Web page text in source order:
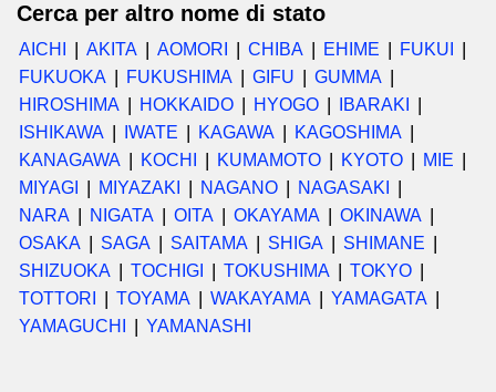
Cerca per altro nome di stato
AICHI AKITA AOMORI CHIBA EHIME
FUKUI
FUKUOKA
FUKUSHIMA GIFU
GUMMA
HIROSHIMA
HOKKAIDO HYOGO
IBARAKI
ISHIKAWA
IWATE KAGAWA
KAGOSHIMA
KANAGAWA
KOCHI KUMAMOTO KYOTO
MIE
MIYAGI
MIYAZAKI NAGANO
NAGASAKI
NARA
NIGATA OITA OKAYAMA
OKINAWA
OSAKA
SAGA SAITAMA SHIGA
SHIMANE
SHIZUOKA
TOCHIGI TOKUSHIMA
TOKYO
TOTTORI
TOYAMA WAKAYAMA
YAMAGATA
YAMAGUCHI
YAMANASHI